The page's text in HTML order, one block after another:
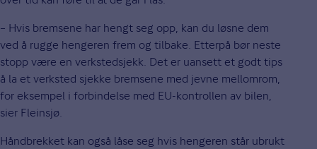
– Hvis bremsene har hengt seg opp, kan du løsne dem
ved å rugge hengeren frem og tilbake. Etterpå bør neste
stopp være en verkstedsjekk. Det er uansett et godt tips
å la et verksted sjekke bremsene med jevne mellomrom,
for eksempel i forbindelse med EU-kontrollen av bilen,
sier Fleinsjø.
Håndbrekket kan også låse seg hvis hengeren står ubrukt